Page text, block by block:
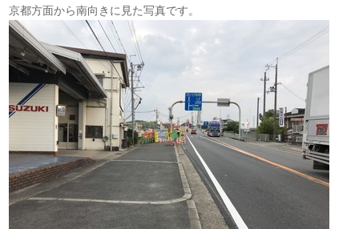
京都方面から南向きに見た写真です。